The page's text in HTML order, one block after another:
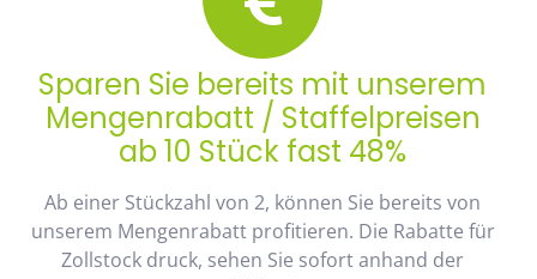
Sparen Sie bereits mit unserem
Mengenrabatt / Staffelpreisen
ab 10 Stück fast 48%
Ab einer Stückzahl von 2, können Sie bereits von
unserem Mengenrabatt profitieren. Die Rabatte für
Zollstock druck, sehen Sie sofort anhand der